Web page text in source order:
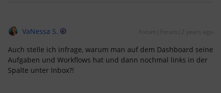
VaNessa S. Forum|Forum|2 years ago
Auch stelle ich infrage, warum man auf dem Dashboard seine
Aufgaben und Workflows hat und dann nochmal links in der
Spalte unter Inbox?!